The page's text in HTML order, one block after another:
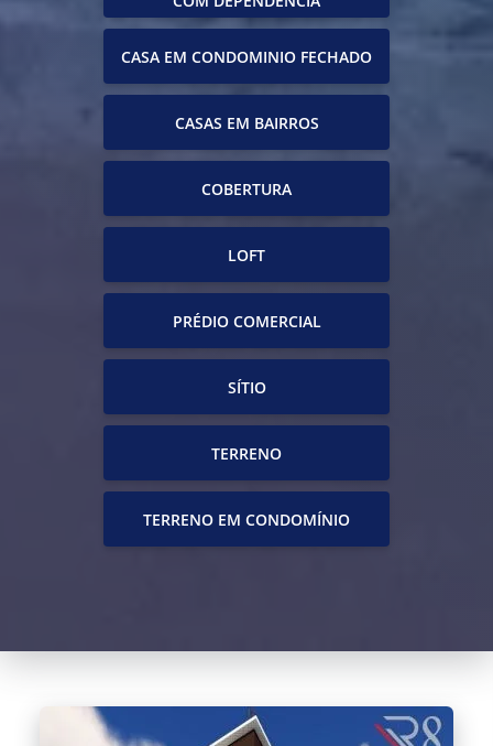
CASA EM CONDOMINIO FECHADO
CASAS EM BAIRROS
COBERTURA
LOFT
PRÉDIO COMERCIAL
SÍTIO
TERRENO
TERRENO EM CONDOMÍNIO